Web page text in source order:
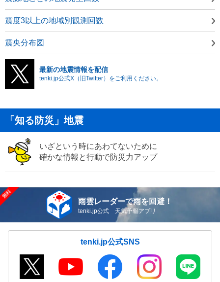
震度3以上の地域別観測回数
震央分布図
最新の地震情報を配信
tenki.jp公式X（旧Twitter）をご利用ください。
「知る防災」地震
いざという時にあわてないために
確かな情報と行動で防災力アップ
雨雲レーダーで雨を回避！
tenki.jp公式 天気予報アプリ
tenki.jp公式SNS